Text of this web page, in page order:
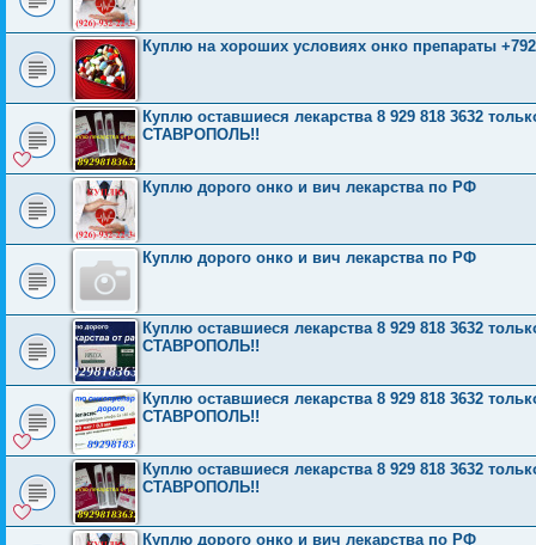
Куплю на хороших условиях онко препараты
Куплю оставшиеся лекарства 8 929 818 3632
СТАВРОПОЛЬ!!
Куплю дорого онко и вич лекарства по РФ
Куплю дорого онко и вич лекарства по РФ
Куплю оставшиеся лекарства 8 929 818 3632
СТАВРОПОЛЬ!!
Куплю оставшиеся лекарства 8 929 818 3632
СТАВРОПОЛЬ!!
Куплю оставшиеся лекарства 8 929 818 3632
СТАВРОПОЛЬ!!
Куплю дорого онко и вич лекарства по РФ